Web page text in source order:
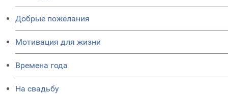
Добрые пожелания
Мотивация для жизни
Времена года
На свадьбу